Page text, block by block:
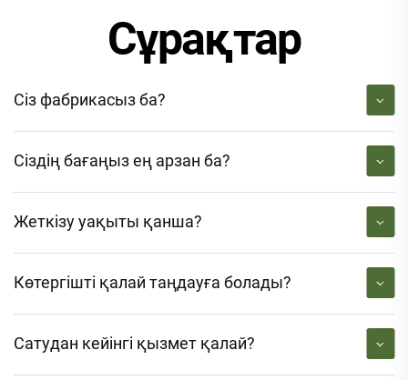
Сұрақтар
Сіз фабрикасыз ба?
Сіздің бағаңыз ең арзан ба?
Жеткізу уақыты қанша?
Көтергішті қалай таңдауға болады?
Сатудан кейінгі қызмет қалай?